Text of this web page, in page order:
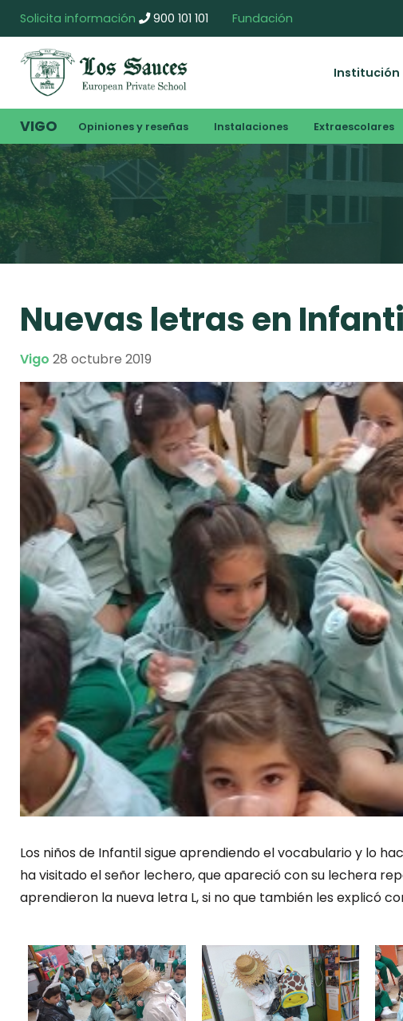
Solicita información 900 101 101 Fundación
Institución
VIGO Opiniones y reseñas Instalaciones Extraescolares
Nuevas letras en
Vigo 28 octubre 2019
Los niños de Infantil sigue aprendiendo el vocabulario y lo
ha visitado el señor lechero, que apareció con su lechera
aprendieron la nueva letra L, si no que también les explicó